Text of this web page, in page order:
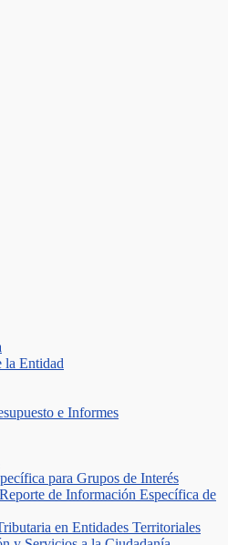
la Entidad
e Informes
para Grupos de Interés
de Información Específica de
en Entidades Territoriales